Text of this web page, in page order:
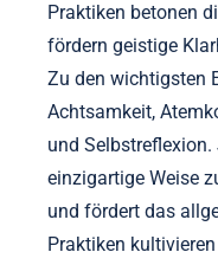
Praktiken betonen
fördern geistige
Zu den wichtigsten
Achtsamkeit,
und
einzigartige Weise
und fördert das
Praktiken